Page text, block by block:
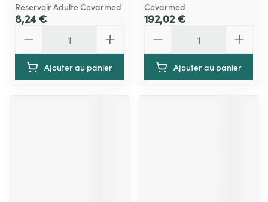
Reservoir Adulte Covarmed
8,24 €
Ajouter au panier
Covarmed
192,02 €
Ajouter au panier